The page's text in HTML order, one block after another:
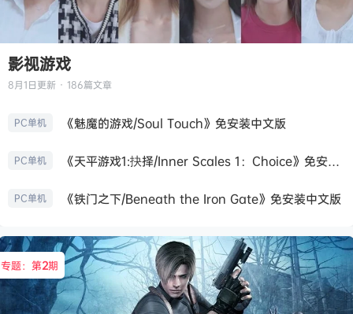
影视游戏
8月1日更新 · 186篇文章
PC单机 《魅魔的游戏/Soul Touch》免安装中文版
PC单机 《天平游戏1:抉择/Inner Scales 1：Choice》免安装中文版
PC单机 《铁门之下/Beneath the Iron Gate》免安装中文版
专题：第2期